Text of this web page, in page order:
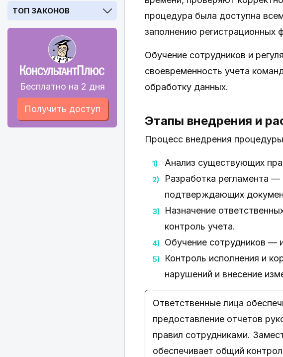
ТОП ЗАКОНОВ
Бесплатно на 2 дня
Получить доступ
процедура была доступна
заполнению регистрационных
Обучение сотрудников и
своевременность учета
обработку данных.
Этапы внедрения и
Процесс внедрения
Анализ существующих
Разработка регламента
подтверждающих
Назначение
контроль учета.
Обучение сотрудников —
Контроль исполнения и
нарушений и внесение
Ответственные лица
предоставление отчетов
правил сотрудниками.
обеспечивает общий